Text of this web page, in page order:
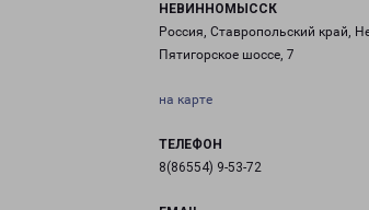
НЕВИННОМЫССК
Россия, Ставропольский край,
Пятигорское шоссе, 7
на карте
ТЕЛЕФОН
8(86554) 9-53-72